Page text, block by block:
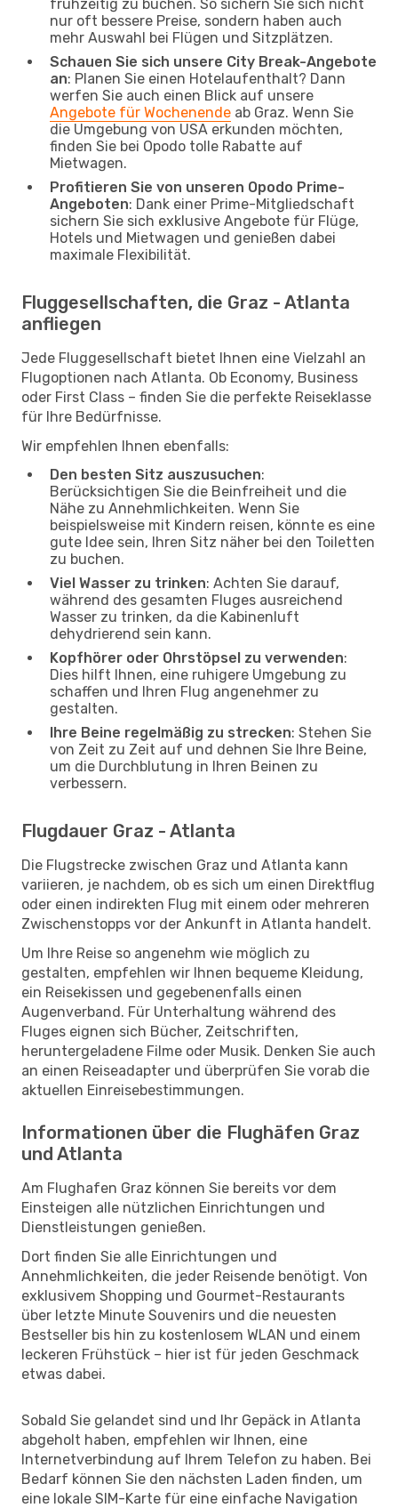
frühzeitig zu buchen. So sichern Sie sich nicht
nur oft bessere Preise, sondern haben auch
mehr Auswahl bei Flügen und Sitzplätzen.
Schauen Sie sich unsere City Break-Angebote
an: Planen Sie einen Hotelaufenthalt? Dann
werfen Sie auch einen Blick auf unsere
Angebote für Wochenende ab Graz. Wenn Sie
die Umgebung von USA erkunden möchten,
finden Sie bei Opodo tolle Rabatte auf
Mietwagen.
Profitieren Sie von unseren Opodo Prime-
Angeboten: Dank einer Prime-Mitgliedschaft
sichern Sie sich exklusive Angebote für Flüge,
Hotels und Mietwagen und genießen dabei
maximale Flexibilität.
Fluggesellschaften, die Graz - Atlanta
anfliegen
Jede Fluggesellschaft bietet Ihnen eine Vielzahl an
Flugoptionen nach Atlanta. Ob Economy, Business
oder First Class – finden Sie die perfekte Reiseklasse
für Ihre Bedürfnisse.
Wir empfehlen Ihnen ebenfalls:
Den besten Sitz auszusuchen:
Berücksichtigen Sie die Beinfreiheit und die
Nähe zu Annehmlichkeiten. Wenn Sie
beispielsweise mit Kindern reisen, könnte es eine
gute Idee sein, Ihren Sitz näher bei den Toiletten
zu buchen.
Viel Wasser zu trinken: Achten Sie darauf,
während des gesamten Fluges ausreichend
Wasser zu trinken, da die Kabinenluft
dehydrierend sein kann.
Kopfhörer oder Ohrstöpsel zu verwenden:
Dies hilft Ihnen, eine ruhigere Umgebung zu
schaffen und Ihren Flug angenehmer zu
gestalten.
Ihre Beine regelmäßig zu strecken: Stehen Sie
von Zeit zu Zeit auf und dehnen Sie Ihre Beine,
um die Durchblutung in Ihren Beinen zu
verbessern.
Flugdauer Graz - Atlanta
Die Flugstrecke zwischen Graz und Atlanta kann
variieren, je nachdem, ob es sich um einen Direktflug
oder einen indirekten Flug mit einem oder mehreren
Zwischenstopps vor der Ankunft in Atlanta handelt.
Um Ihre Reise so angenehm wie möglich zu
gestalten, empfehlen wir Ihnen bequeme Kleidung,
ein Reisekissen und gegebenenfalls einen
Augenverband. Für Unterhaltung während des
Fluges eignen sich Bücher, Zeitschriften,
heruntergeladene Filme oder Musik. Denken Sie auch
an einen Reiseadapter und überprüfen Sie vorab die
aktuellen Einreisebestimmungen.
Informationen über die Flughäfen Graz
und Atlanta
Am Flughafen Graz können Sie bereits vor dem
Einsteigen alle nützlichen Einrichtungen und
Dienstleistungen genießen.
Dort finden Sie alle Einrichtungen und
Annehmlichkeiten, die jeder Reisende benötigt. Von
exklusivem Shopping und Gourmet-Restaurants
über letzte Minute Souvenirs und die neuesten
Bestseller bis hin zu kostenlosem WLAN und einem
leckeren Frühstück – hier ist für jeden Geschmack
etwas dabei.
Sobald Sie gelandet sind und Ihr Gepäck in Atlanta
abgeholt haben, empfehlen wir Ihnen, eine
Internetverbindung auf Ihrem Telefon zu haben. Bei
Bedarf können Sie den nächsten Laden finden, um
eine lokale SIM-Karte für eine einfache Navigation